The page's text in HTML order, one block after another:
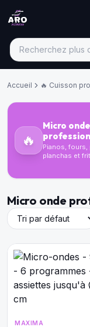
Accueil 🔥 Cuisson
🔥
Micro onde
Pianos, fours,
planchas et
Micro onde
MAXIMA